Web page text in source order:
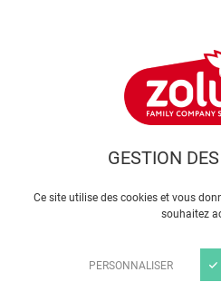
GESTION
Ce site utilise des cookies et vous
souhaitez
PERSONNALISER
Société à Mission,
C'est un statut délivré aux
à ce statut, l'entreprise doit
D'uneraison d'être